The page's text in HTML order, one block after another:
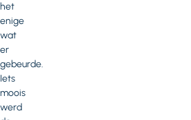
het
enige
wat
er
gebeurde.
Iets
moois
werd